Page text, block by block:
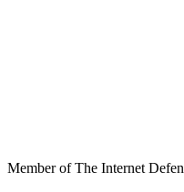
Member of The Internet